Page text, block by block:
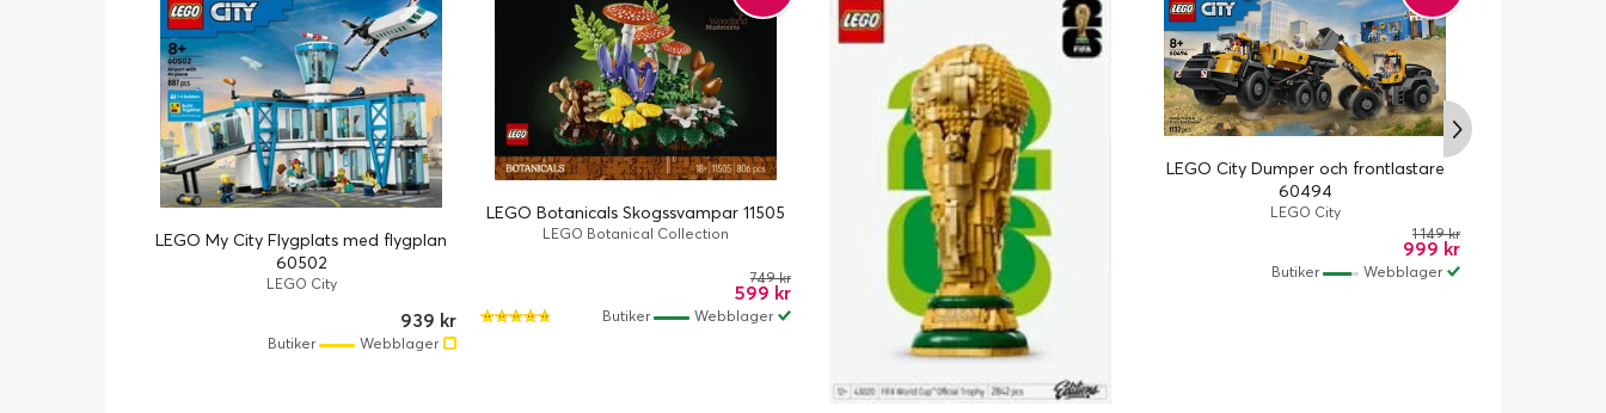
LEGO My City Flygplats med flygplan
60502
LEGO City
939 kr
Webblager
Butiker
LEGO Botanicals Skogssvampar 11505
LEGO Botanical Collection
599 kr
749 kr
Webblager
Butiker
LEGO City Dumper och frontlastare
60494
LEGO City
999 kr
1 149 kr
Webblager
Butiker